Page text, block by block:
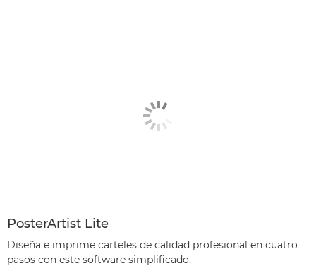
PosterArtist Lite
Diseña e imprime carteles de calidad profesional en cuatro
pasos con este software simplificado.